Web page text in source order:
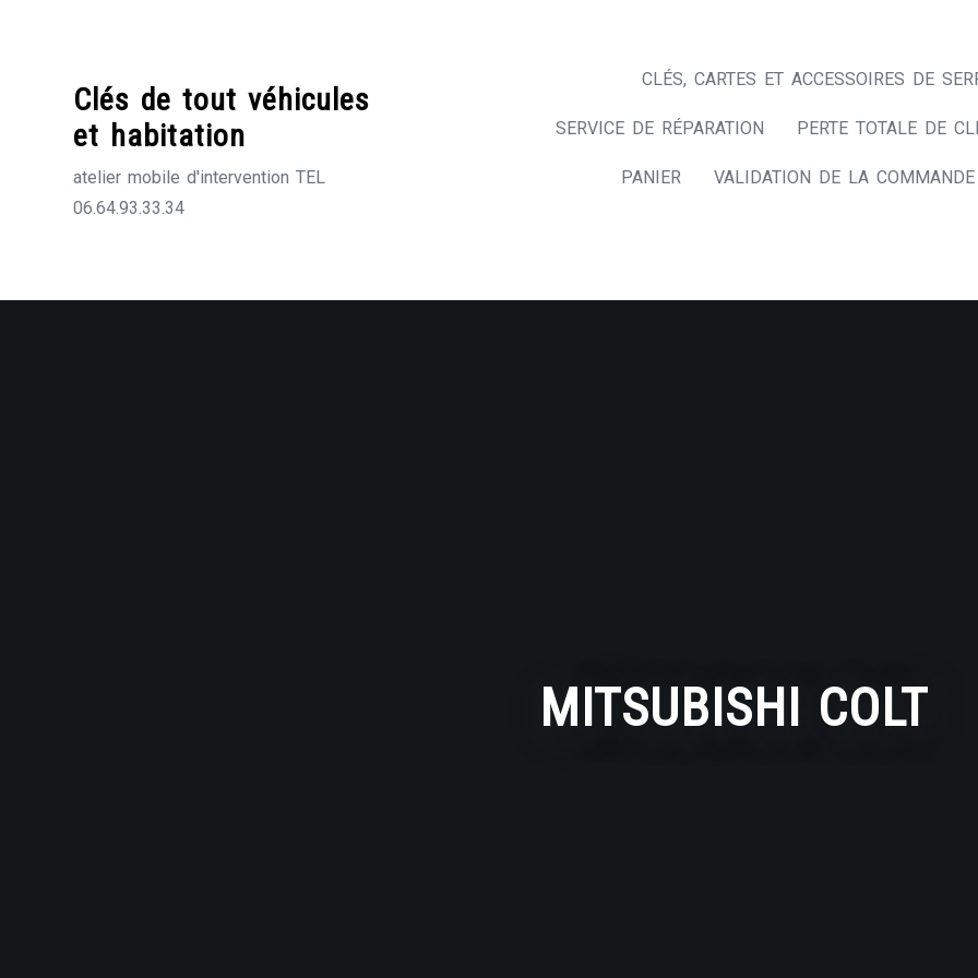
Clés de tout véhicules
et habitation
atelier mobile d'intervention TEL
06.64.93.33.34
CLÉS, CARTES ET ACCESSOIRES DE
SERVICE DE RÉPARATION PERTE TOTALE DE
PANIER VALIDATION DE LA COMMANDE
MITSUBISHI COLT